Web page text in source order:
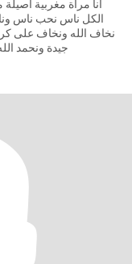
الكل ناس نحب ناس
نخاف الله ونخاف على
جيدة ونحمد